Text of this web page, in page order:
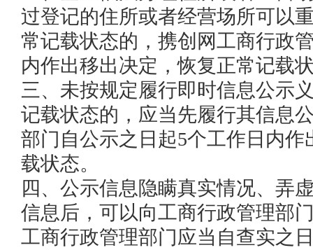
过登记的住所或者经营场所可以
常记载状态的，携创网工商行政
内作出移出决定，恢复正常记载
三、未按规定履行即时信息公示
记载状态的，应当先履行其信息
部门自公示之日起5个工作日内
载状态。
四、公示信息隐瞒真实情况、弄
信息后，可以向工商行政管理部
工商行政管理部门应当自查实之